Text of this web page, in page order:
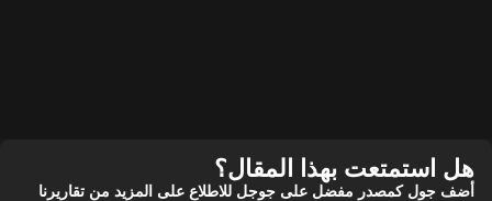
هل استمتعت بهذا المقال؟
أضف جول كمصدر مفضل على جوجل للاطلاع على المزيد من تقاريرنا